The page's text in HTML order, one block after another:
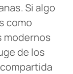
Si algo
como
modernos
de los